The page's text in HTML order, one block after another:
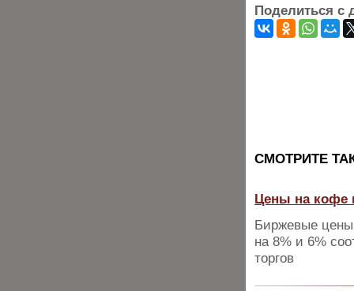
Поделиться с
CМОТРИТЕ
Цены на кофе
Биржевые цены
на 8% и 6%
торгов